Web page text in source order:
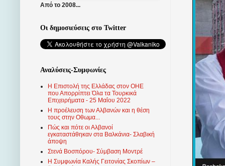
Από το 2008...
Οι δημοσιεύσεις στο Twitter
Αναλύσεις-Συμφωνίες
Η Επιστολή της Ελλάδας στον ΟΗΕ
που Απορρίπτει Όλα τα Τουρκικά
Επιχειρήματα - 25 Μαΐου 2022
Η προέλευση των Αλβανών και η θέση
τους στην Οθωμα...
Πώς και πότε οι Αλβανοί
εγκαταστάθηκαν στα Βαλκάνια- Σλαβική
άποψη
Στενά Βοσπόρου- Σύμβαση Μοντρέ
Η Συμφωνία Καλής Γειτονίας Σκοπίων –